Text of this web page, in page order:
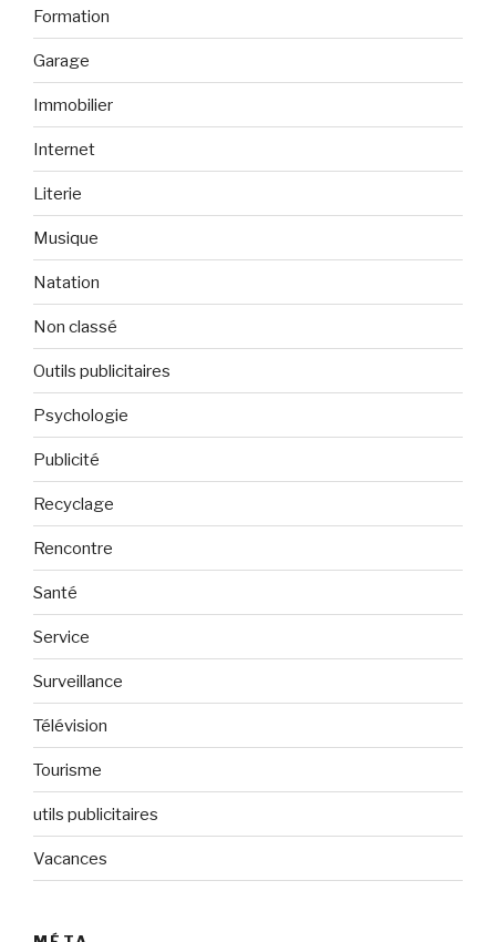
Formation
Garage
Immobilier
Internet
Literie
Musique
Natation
Non classé
Outils publicitaires
Psychologie
Publicité
Recyclage
Rencontre
Santé
Service
Surveillance
Télévision
Tourisme
utils publicitaires
Vacances